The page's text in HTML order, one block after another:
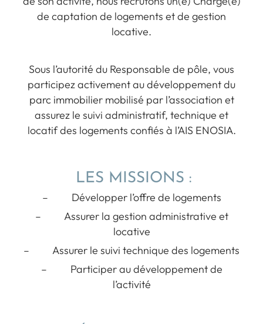
de captation de logements et de gestion
locative.
Sous l’autorité du Responsable de pôle, vous
participez activement au développement du
parc immobilier mobilisé par l’association et
assurez le suivi administratif, technique et
locatif des logements confiés à l’AIS ENOSIA.
LES MISSIONS :
– Développer l’offre de logements
– Assurer la gestion administrative et
locative
– Assurer le suivi technique des logements
– Participer au développement de
l’activité